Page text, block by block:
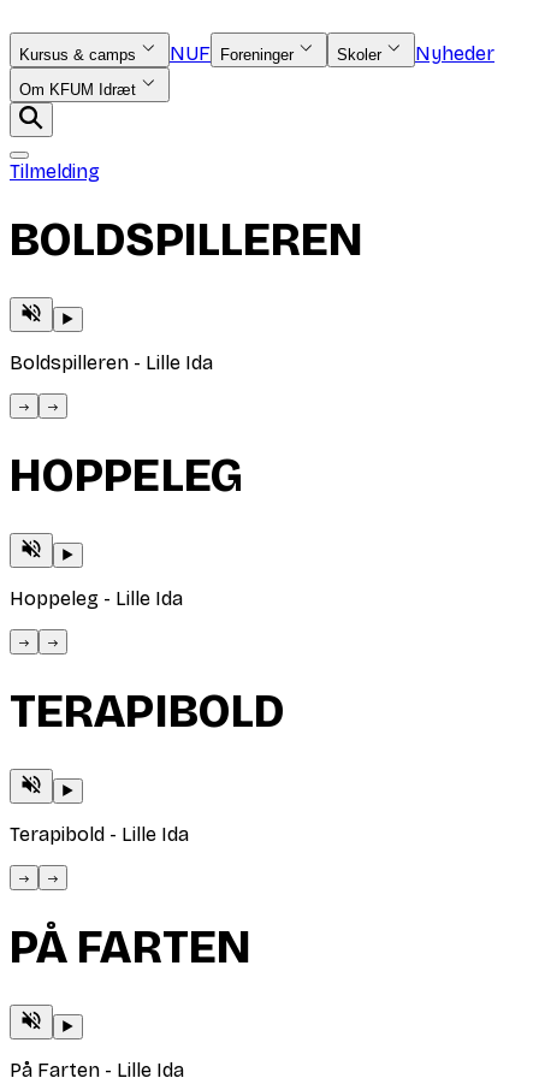
Kursus & camps NUF Foreninger Skoler Nyheder
Om KFUM Idræt
Tilmelding
BOLDSPILLEREN
Boldspilleren - Lille Ida
HOPPELEG
Hoppeleg - Lille Ida
TERAPIBOLD
Terapibold - Lille Ida
PÅ FARTEN
På Farten - Lille Ida